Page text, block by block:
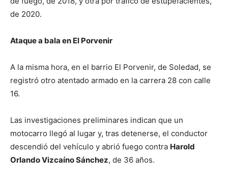
de 2020.
Ataque a bala en El Porvenir
A la misma hora, en el barrio El Porvenir, de Soledad, se
registró otro atentado armado en la carrera 28 con calle
16.
Las investigaciones preliminares indican que un
motocarro llegó al lugar y, tras detenerse, el conductor
descendió del vehículo y abrió fuego contra Harold
Orlando Vizcaíno Sánchez, de 36 años.